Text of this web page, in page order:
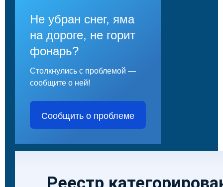
Не убран снег, яма
на дороге, не горит
фонарь?
Столкнулись с проблемой —
сообщите о ней!
Сообщить о проблеме